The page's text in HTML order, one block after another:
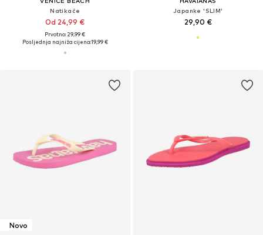
Natikače
Od 24,99 €
Prvotno: 29,99 €
Posljednja najniža cijena:19,99 €
Japanke 'SLIM'
29,90 €
Novo